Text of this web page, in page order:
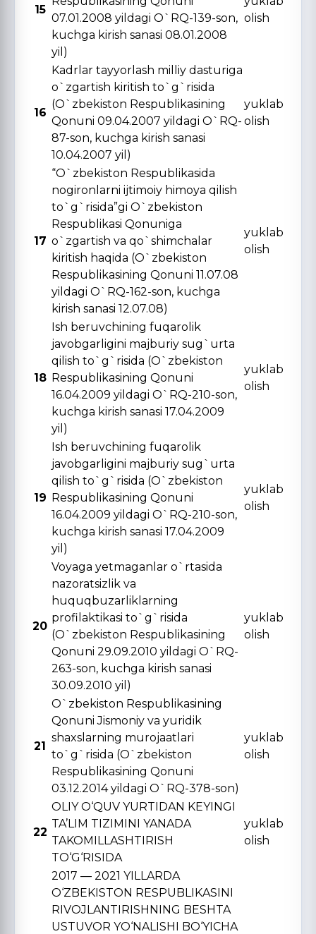
15
07.01.2008 yildagi O`RQ-139-son,
kuchga kirish sanasi 08.01.2008
yil)
olish
16
Kadrlar tayyorlash milliy dasturiga
o`zgartish kiritish to`g`risida
(O`zbekiston Respublikasining
Qonuni 09.04.2007 yildagi O`RQ-
87-son, kuchga kirish sanasi
10.04.2007 yil)
yuklab
olish
17
“O`zbekiston Respublikasida
nogironlarni ijtimoiy himoya qilish
to`g`risida”gi O`zbekiston
Respublikasi Qonuniga
o`zgartish va qo`shimchalar
kiritish haqida (O`zbekiston
Respublikasining Qonuni 11.07.08
yildagi O`RQ-162-son, kuchga
kirish sanasi 12.07.08)
yuklab
olish
18
Ish beruvchining fuqarolik
javobgarligini majburiy sug`urta
qilish to`g`risida (O`zbekiston
Respublikasining Qonuni
16.04.2009 yildagi O`RQ-210-son,
kuchga kirish sanasi 17.04.2009
yil)
yuklab
olish
19
Ish beruvchining fuqarolik
javobgarligini majburiy sug`urta
qilish to`g`risida (O`zbekiston
Respublikasining Qonuni
16.04.2009 yildagi O`RQ-210-son,
kuchga kirish sanasi 17.04.2009
yil)
yuklab
olish
20
Voyaga yetmaganlar o`rtasida
nazoratsizlik va
huquqbuzarliklarning
profilaktikasi to`g`risida
(O`zbekiston Respublikasining
Qonuni 29.09.2010 yildagi O`RQ-
263-son, kuchga kirish sanasi
30.09.2010 yil)
yuklab
olish
21
O`zbekiston Respublikasining
Qonuni Jismoniy va yuridik
shaxslarning murojaatlari
to`g`risida (O`zbekiston
Respublikasining Qonuni
03.12.2014 yildagi O`RQ-378-son)
yuklab
olish
22
OLIY O‘QUV YURTIDAN KЕYINGI
TA’LIM TIZIMINI YANADA
TAKOMILLASHTIRISH
TO‘G‘RISIDA
yuklab
olish
2017 — 2021 YILLARDA
O‘ZBЕKISTON RЕSPUBLIKASINI
RIVOJLANTIRISHNING BЕSHTA
USTUVOR YO‘NALISHI BO‘YICHA